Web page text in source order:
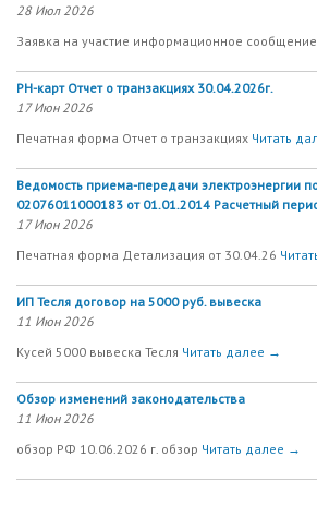
28 Июл 2026
Заявка на участие информационное сообщение
РН-карт Отчет о транзакциях 30.04.2026г.
17 Июн 2026
Печатная форма Отчет о транзакциях Читать
Ведомость приема-передачи электроэнергии
02076011000183 от 01.01.2014 Расчетный
17 Июн 2026
Печатная форма Детализация от 30.04.26
ИП Тесля договор на 5000 руб. вывеска
11 Июн 2026
Кусей 5000 вывеска Тесля Читать далее →
Обзор изменений законодательства
11 Июн 2026
обзор РФ 10.06.2026 г. обзор Читать далее →